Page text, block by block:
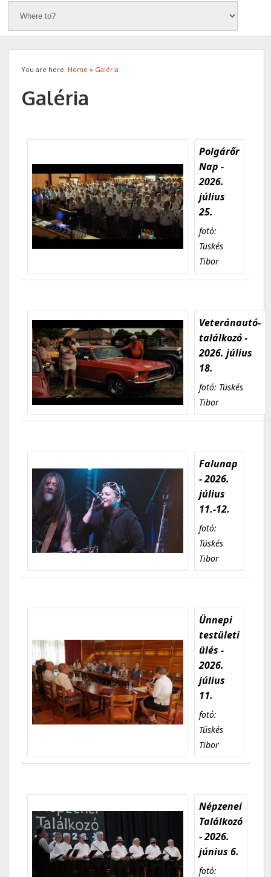
You are here: Home » Galéria
Galéria
Polgárőr
Nap -
2026.
július
25.
fotó:
Tüskés
Tibor
Veteránautó-
találkozó -
2026. július
18.
fotó: Tüskés
Tibor
Falunap
- 2026.
július
11.-12.
fotó:
Tüskés
Tibor
Ünnepi
testületi
ülés -
2026.
július
11.
fotó:
Tüskés
Tibor
Népzenei
Találkozó
- 2026.
június 6.
fotó: